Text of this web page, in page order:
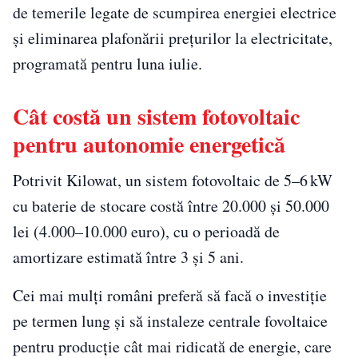
de temerile legate de scumpirea energiei electrice
și eliminarea plafonării prețurilor la electricitate,
programată pentru luna iulie.
Cât costă un sistem fotovoltaic
pentru autonomie energetică
Potrivit Kilowat, un sistem fotovoltaic de 5–6 kW
cu baterie de stocare costă între 20.000 și 50.000
lei (4.000–10.000 euro), cu o perioadă de
amortizare estimată între 3 și 5 ani.
Cei mai mulți români preferă să facă o investiție
pe termen lung și să instaleze centrale fovoltaice
pentru producție cât mai ridicată de energie, care